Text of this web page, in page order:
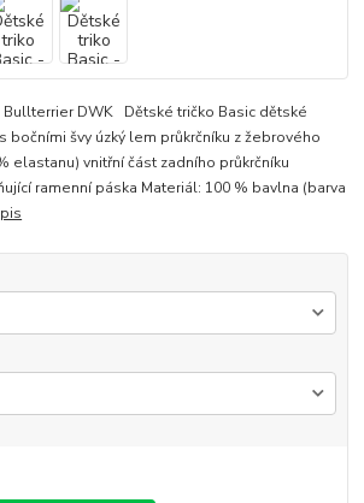
DWK Dětské tričko Basic dětské
bočními švy úzký lem průkrčníku z žebrového
elastanu) vnitřní část zadního průkrčníku
ramenní páska Materiál: 100 % bavlna (barva